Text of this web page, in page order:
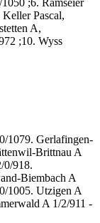
Pascal,
A,
;10. Wyss
1079. Gerlafingen-
Brittnau A
0/918.
Biembach A
1005. Utzigen A
A 1/2/911 -